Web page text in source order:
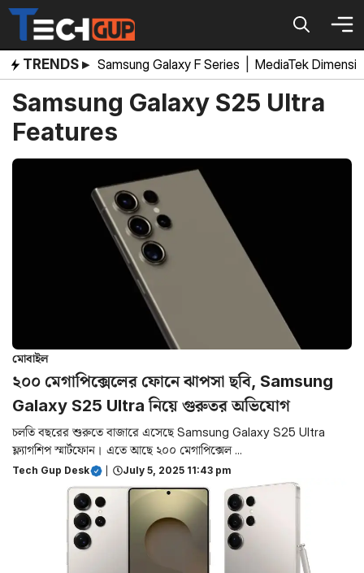
Skip
content
TRENDS ▸ Samsung Galaxy F Series MediaTek
Samsung Galaxy S25 Ultra
Features
মোবাইল
২০০ মেগাপিক্সেলের ফোনে ঝাপসা ছবি, Samsung
Galaxy S25 Ultra নিয়ে গুরুতর অভিযোগ
চলতি বছরের শুরুতে বাজারে এসেছে Samsung Galaxy S25 Ultra
ফ্ল্যাগশিপ স্মার্টফোন। এতে আছে ২০০ মেগাপিক্সেল ...
Tech Gup Desk July 5, 2025 11:43 pm